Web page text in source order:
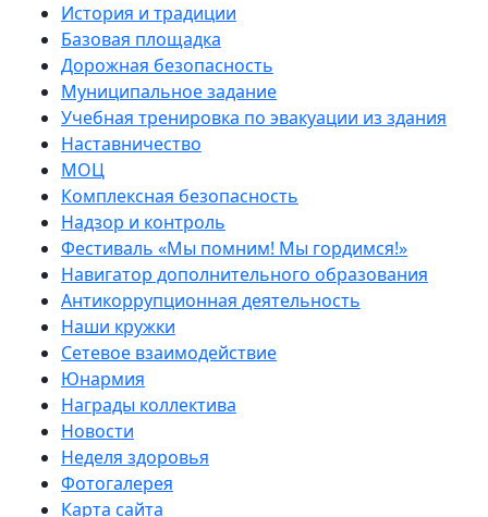
История и традиции
Базовая площадка
Дорожная безопасность
Муниципальное задание
Учебная тренировка по эвакуации из здания
Наставничество
МОЦ
Комплексная безопасность
Надзор и контроль
Фестиваль «Мы помним! Мы гордимся!»
Навигатор дополнительного образования
Антикоррупционная деятельность
Наши кружки
Сетевое взаимодействие
Юнармия
Награды коллектива
Новости
Неделя здоровья
Фотогалерея
Карта сайта